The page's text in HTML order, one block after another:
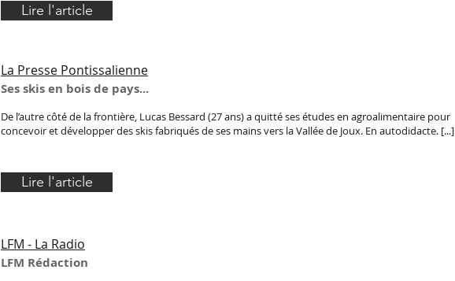
Lire l'article
La Presse Pontissalienne
Ses skis en bois de pays...
De l’autre côté de la frontière, Lucas Bessard (27 ans) a quitté ses études en agroalimentaire pour
concevoir et développer des skis fabriqués de ses mains vers la Vallée de Joux. En autodidacte. [...]
Lire l'article
LFM - La Radio
LFM Rédaction